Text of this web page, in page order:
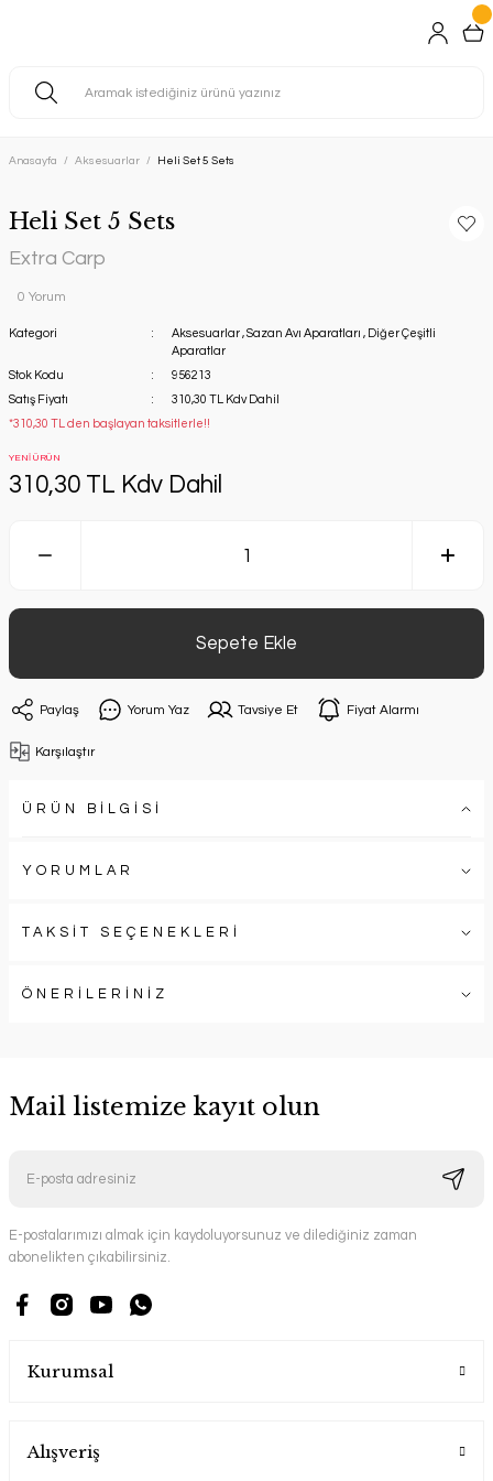
Anasayfa Aksesuarlar Heli Set 5 Sets
Heli Set 5 Sets
Extra Carp
0 Yorum
Kategori Aksesuarlar ,Sazan Avı Aparatları , Diğer Çeşitli
Aparatlar
Stok Kodu
956213
Satış Fiyatı
310,30 TL Kdv Dahil
*310,30 TL den başlayan taksitlerle!!
YENİ ÜRÜN
310,30 TL Kdv Dahil
Sepete Ekle
Paylaş Yorum Yaz Tavsiye Et Fiyat Alarmı
Karşılaştır
ÜRÜN BİLGİSİ
YORUMLAR
TAKSİT SEÇENEKLERİ
ÖNERİLERİNİZ
Mail listemize kayıt olun
E-postalarımızı almak için kaydoluyorsunuz ve dilediğiniz zaman
abonelikten çıkabilirsiniz.
Kurumsal
Alışveriş